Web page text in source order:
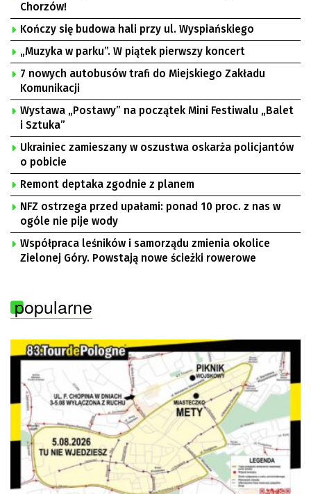
Chorzów!
Kończy się budowa hali przy ul. Wyspiańskiego
„Muzyka w parku”. W piątek pierwszy koncert
7 nowych autobusów trafi do Miejskiego Zakładu
Komunikacji
Wystawa „Postawy” na początek Mini Festiwalu „Balet
i Sztuka”
Ukrainiec zamieszany w oszustwa oskarża policjantów
o pobicie
Remont deptaka zgodnie z planem
NFZ ostrzega przed upałami: ponad 10 proc. z nas w
ogóle nie pije wody
Współpraca leśników i samorządu zmienia okolice
Zielonej Góry. Powstają nowe ścieżki rowerowe
popularne